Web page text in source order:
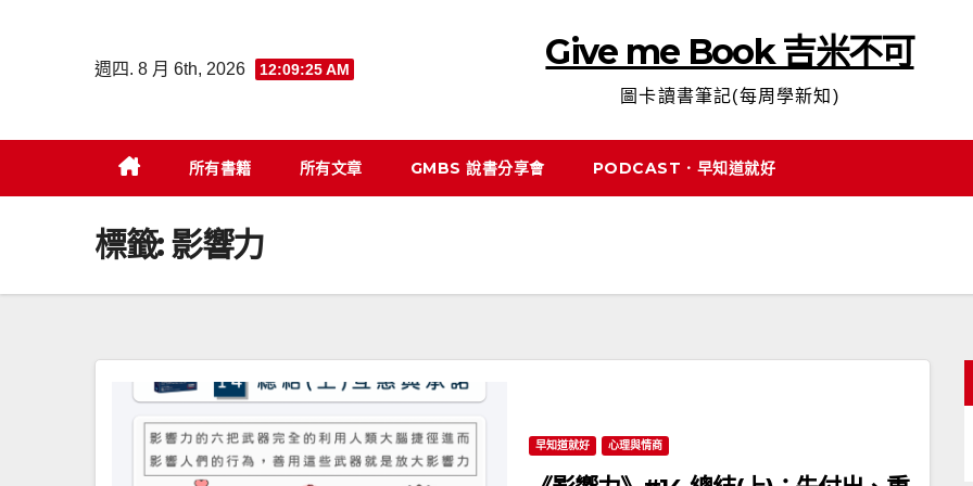
週四. 8 月 6th, 2026 12:09:26 AM Give me Book 吉米不可
圖卡讀書筆記(每周學新知)
所有書籍 所有文章 GMBS 說書分享會 PODCAST．早知道就好
標籤:影響力
早知道就好 心理與情商